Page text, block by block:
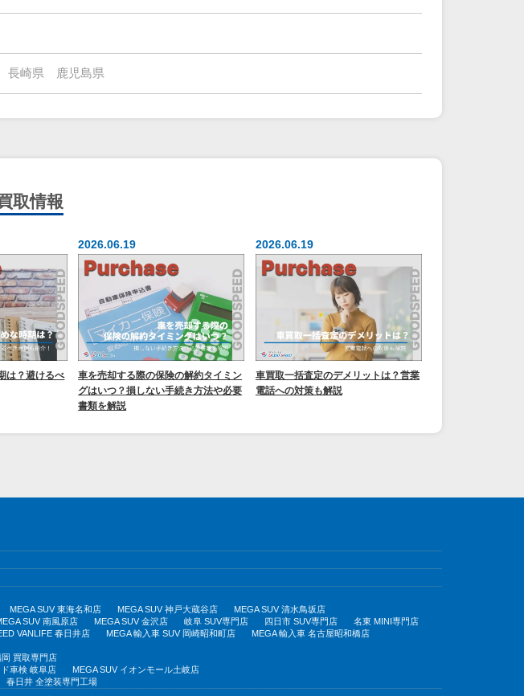
長崎県 鹿児島県
取情報
は？避けるべ
2026.06.19
車を売却する際の保険の解約タイミン
グはいつ？損しない手続き方法や必要
書類を解説
2026.06.19
車買取一括査定のデメリットは？営業
電話への対策も解説
MEGA SUV 東海名和店 MEGA SUV 神戸大蔵谷店
MEGA SUV 清水鳥坂店
SUV 南風原店 MEGA SUV 金沢店 岐阜 SUV専門店 四日市 SUV専門店
名東 MINI専門店
VANLIFE 春日井店 MEGA 輸入車 SUV 岡崎昭和町店
MEGA 輸入車 名古屋昭和橋店
岡 買取専門店
車検 岐阜店
MEGA SUV イオンモール土岐店
春日井 全塗装専門工場